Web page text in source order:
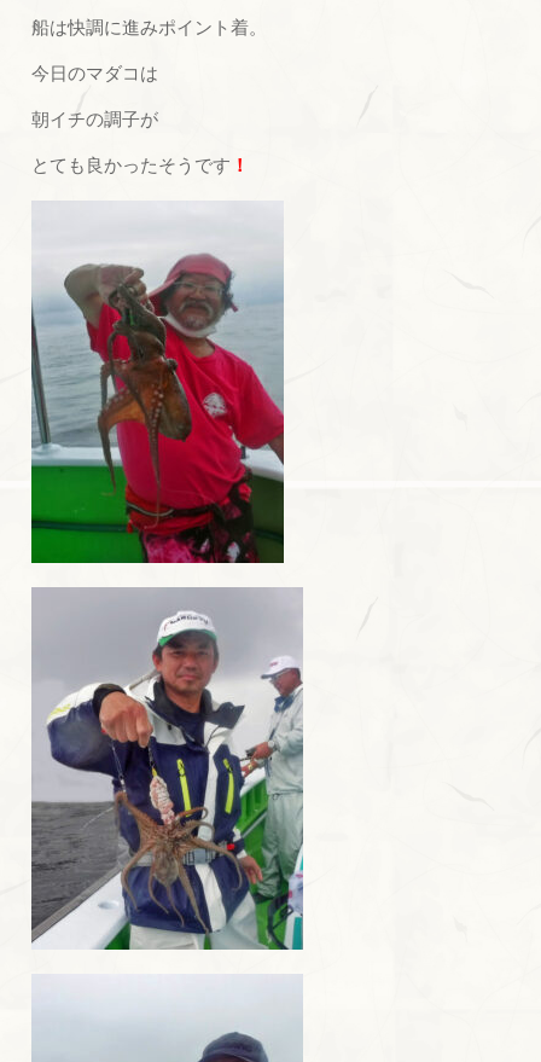
船は快調に進みポイント着。
今日のマダコは
朝イチの調子が
とても良かったそうです ！